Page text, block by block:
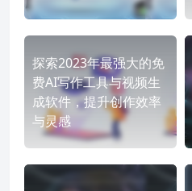
探索2023年最强大的免
费AI写作工具与视频生
成软件，提升创作效率
与灵感